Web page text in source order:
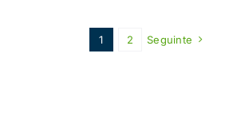
1 2 Seguinte